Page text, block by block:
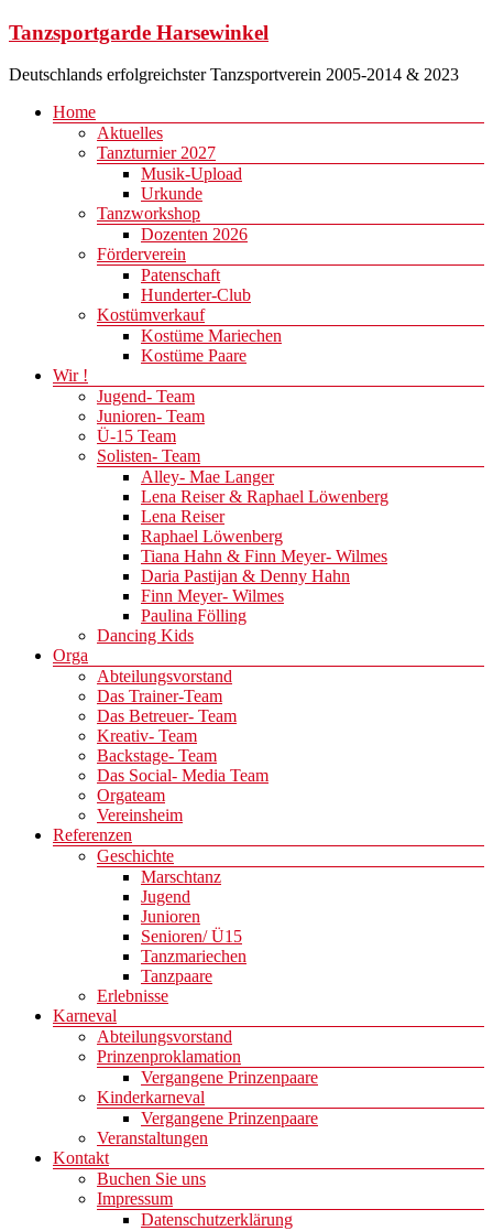
Zum
springen
Tanzsportgarde Harsewinkel
Deutschlands erfolgreichster Tanzsportverein 2005-2014 & 2023
Menü
Home
Aktuelles
Tanzturnier 2027
Musik-Upload
Urkunde
Tanzworkshop
Dozenten 2026
Förderverein
Patenschaft
Hunderter-Club
Kostümverkauf
Kostüme Mariechen
Kostüme Paare
Wir !
Jugend- Team
Junioren- Team
Ü-15 Team
Solisten- Team
Alley- Mae Langer
Lena Reiser & Raphael Löwenberg
Lena Reiser
Raphael Löwenberg
Tiana Hahn & Finn Meyer- Wilmes
Daria Pastijan & Denny Hahn
Finn Meyer- Wilmes
Paulina Fölling
Dancing Kids
Orga
Abteilungsvorstand
Das Trainer-Team
Das Betreuer- Team
Kreativ- Team
Backstage- Team
Das Social- Media Team
Orgateam
Vereinsheim
Referenzen
Geschichte
Marschtanz
Jugend
Junioren
Senioren/ Ü15
Tanzmariechen
Tanzpaare
Erlebnisse
Karneval
Abteilungsvorstand
Prinzenproklamation
Vergangene Prinzenpaare
Kinderkarneval
Vergangene Prinzenpaare
Veranstaltungen
Kontakt
Buchen Sie uns
Impressum
Datenschutzerklärung